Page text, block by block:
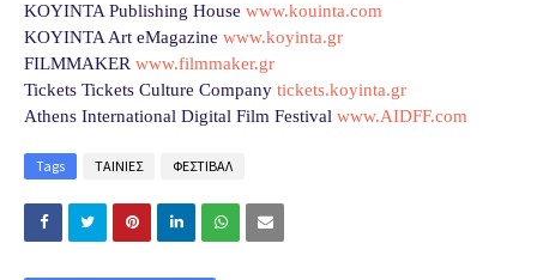
KOYINTA Publishing House www.kouinta.com
KOYINTA Art eMagazine www.koyinta.gr
FILMMAKER www.filmmaker.gr
Tickets Tickets Culture Company tickets.koyinta.gr
Athens International Digital Film Festival www.AIDFF.com
Tags ΤΑΙΝΙΕΣ ΦΕΣΤΙΒΑΛ